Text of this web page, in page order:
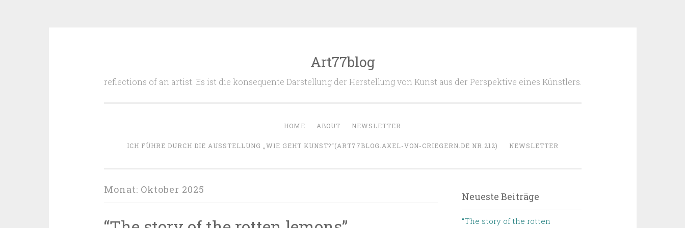
Art77blog
reflections of an artist. Es ist die konsequente Darstellung der Herstellung von Kunst aus der Perspektive eines Künstlers.
HOME ABOUT NEWSLETTER
ICH FÜHRE DURCH DIE AUSSTELLUNG „WIE GEHT KUNST?“(ART77BLOG.AXEL-VON-CRIEGERN.DE NR.212) NEWSLETTER
Monat: Oktober 2025
Neueste Beiträge
“The story of the rotten